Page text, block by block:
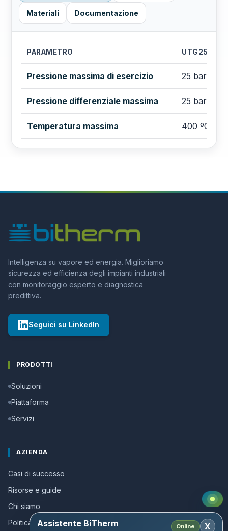
Materiali Documentazione
PARAMETRO UTG25/TI
Pressione massima di esercizio 25 bar
Pressione differenziale massima 25 bar
Temperatura massima 400 ºC
Intelligenza su vapore ed energia. Miglioriamo
sicurezza ed efficienza degli impianti industriali
con monitoraggio esperto e diagnostica
predittiva.
Seguici su LinkedIn
PRODOTTI
Soluzioni
Piattaforma
Servizi
AZIENDA
Casi di successo
Risorse e guide
Chi siamo
Politica della qualita
Assistente BiTherm Online X